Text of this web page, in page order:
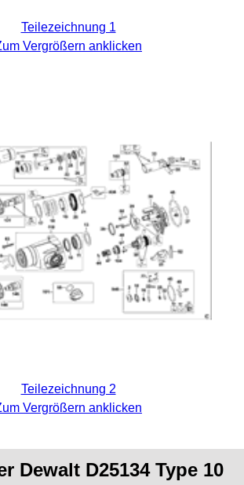
Teilezeichnung 1
Vergrößern anklicken
Teilezeichnung 2
Vergrößern anklicken
Dewalt D25134 Type 10